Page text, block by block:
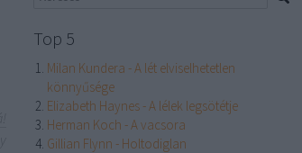
Top 5
Milan Kundera - A lét elviselhetetlen
könnyűsége
Elizabeth Haynes - A lélek legsötétje
Herman Koch - A vacsora
Gillian Flynn - Holtodiglan